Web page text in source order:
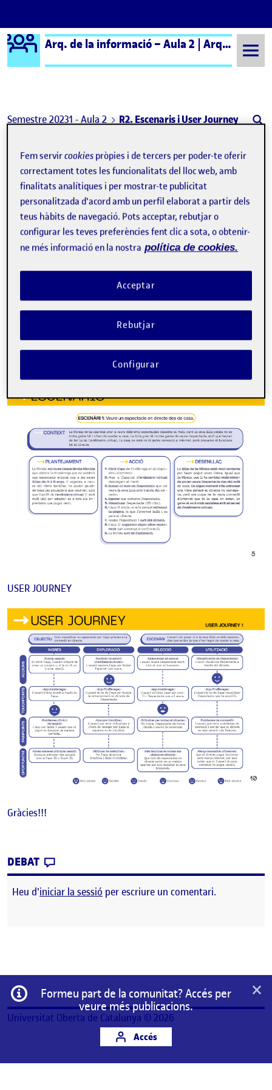
Saltar al contingutLogo Ágora Arq. de la informació – Aula 2 | Arq. de la Información – Aula 2
Semestre 20231 - Aula 2 R2. Escenaris i User Journey
Navegació d'entrades
Publicat perR2. Escenaris i User Journey
Publicat per
atorrasn
Visibilitat:
Públic Data de publicació
1 Nov. 2023 1 novembre, 2023 9:07 pm
comentari el R2. Escenaris i User Journey
Bones!!
A continuació us mostro l’escenari i l’userjourneyque he
). L’escenari triat, parla de com la Mireia
ha de visualitzar un espectacleonlinea conseqüència d’un
contratemps familiar. He escollit mostrar aquest escenari
perquè crec que pot ser un cas que passi a moltes famílies
amb nens petits i m’interessava analitzar-lo.
USER JOURNEY
Gràcies!!!
DEBAT
Heu d'iniciar la sessió per escriure un comentari.
Informació
Formeu part de la comunitat? Accés per
veure més publicacions.
Accés
×
Universitat Oberta de Catalunya © 2026
Fem servircookies pròpies i de tercers per poder-te oferir
correctament totes les funcionalitats del lloc web, amb
finalitats analítiques i per mostrar-te publicitat
personalitzada d'acord amb un perfil elaborat a partir dels
teus hàbits de navegació. Pots acceptar, rebutjar o
configurar les teves preferències fent clic a sota, o obtenir-
ne més informació en la nostra política de cookies.
Rebutjar
Acceptar
Configurar